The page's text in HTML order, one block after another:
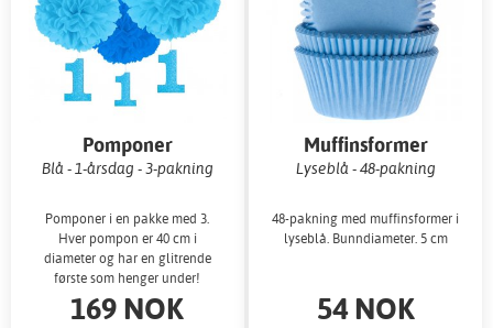
Pomponer
Blå - 1-årsdag - 3-pakning
Pomponer i en pakke med 3.
Hver pompon er 40 cm i
diameter og har en glitrende
første som henger under!
169 NOK
Muffinsformer
Lyseblå - 48-pakning
48-pakning med muffinsformer i
lyseblå. Bunndiameter. 5 cm
54 NOK